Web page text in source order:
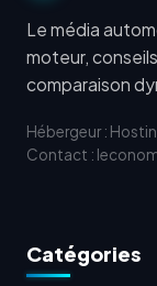
Le média
moteur,
comparaison
Hébergeur :
Contact :
Catégories